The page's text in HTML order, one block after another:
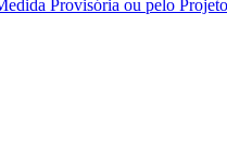
Provisória ou pelo